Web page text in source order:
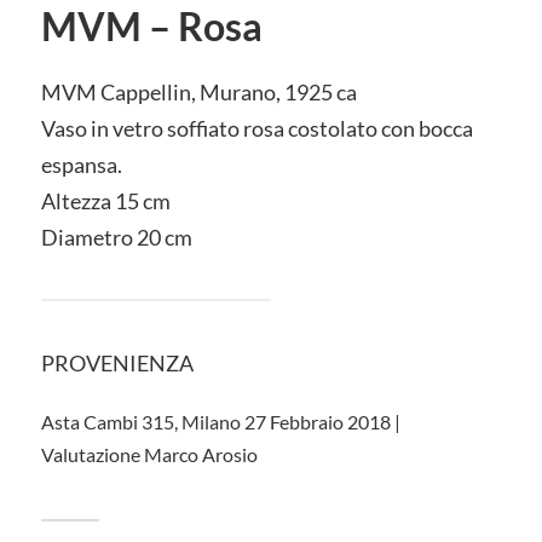
MVM – Rosa
MVM Cappellin, Murano, 1925 ca
Vaso in vetro soffiato rosa costolato con bocca
espansa.
Altezza 15 cm
Diametro 20 cm
PROVENIENZA
Asta Cambi 315, Milano 27 Febbraio 2018 |
Valutazione Marco Arosio